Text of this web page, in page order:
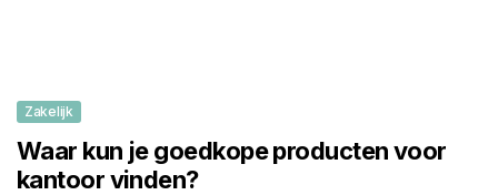
Zakelijk
Waar kun je goedkope producten voor
kantoor vinden?